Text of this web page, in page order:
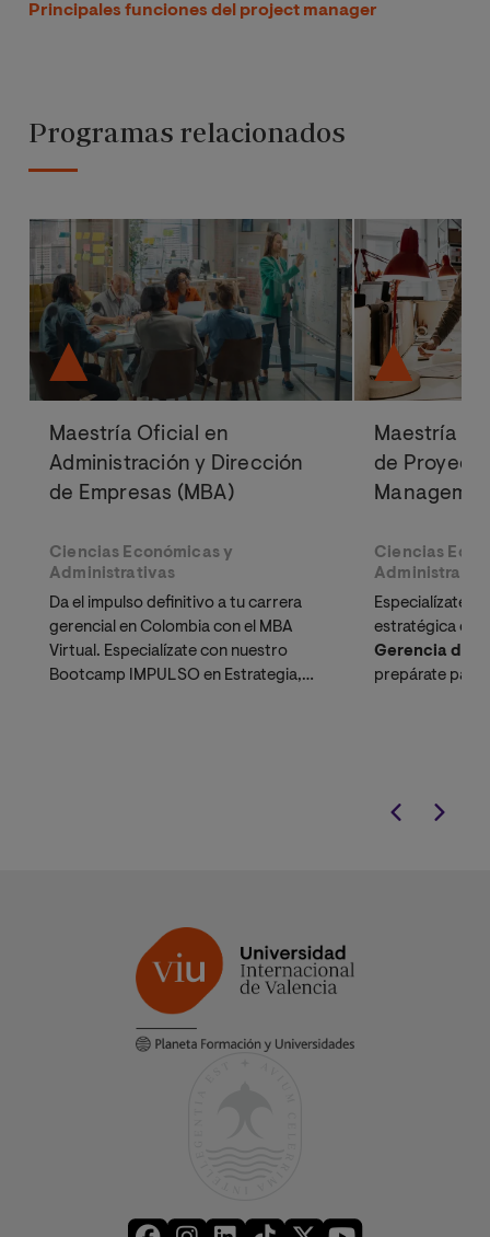
Principales funciones del project manager
Programas relacionados
Maestría Oficial en
Administración y Dirección
de Empresas (MBA)
Ciencias Económicas y
Administrativas
Da el impulso definitivo a tu carrera
gerencial en Colombia con el MBA
Virtual. Especialízate con nuestro
Bootcamp IMPULSO en Estrategia,
Maestría
de
Ciencias
Especialízate
estratégica
Gerencia de
prepárate para